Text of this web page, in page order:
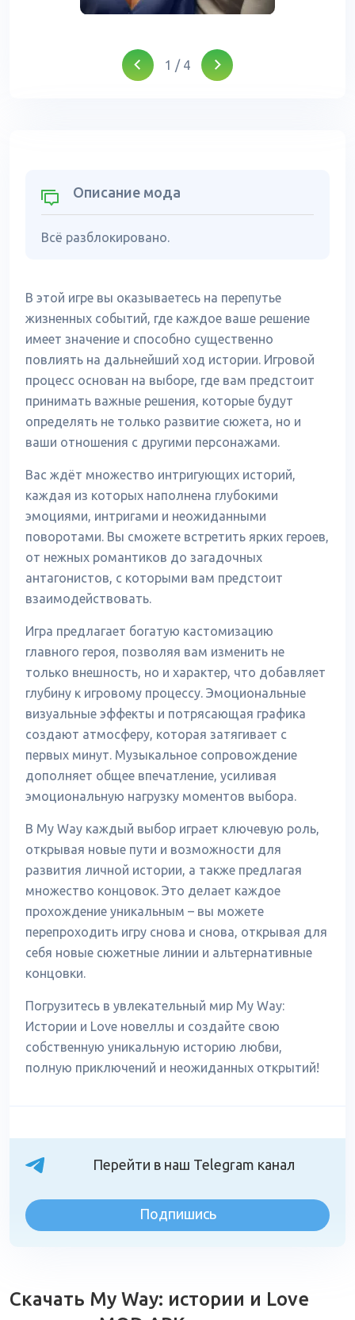
1 / 4
Описание мода
Всё разблокировано.
В этой игре вы оказываетесь на перепутье
жизненных событий, где каждое ваше решение
имеет значение и способно существенно
повлиять на дальнейший ход истории. Игровой
процесс основан на выборе, где вам предстоит
принимать важные решения, которые будут
определять не только развитие сюжета, но и
ваши отношения с другими персонажами.
Вас ждёт множество интригующих историй,
каждая из которых наполнена глубокими
эмоциями, интригами и неожиданными
поворотами. Вы сможете встретить ярких героев,
от нежных романтиков до загадочных
антагонистов, с которыми вам предстоит
взаимодействовать.
Игра предлагает богатую кастомизацию
главного героя, позволяя вам изменить не
только внешность, но и характер, что добавляет
глубину к игровому процессу. Эмоциональные
визуальные эффекты и потрясающая графика
создают атмосферу, которая затягивает с
первых минут. Музыкальное сопровождение
дополняет общее впечатление, усиливая
эмоциональную нагрузку моментов выбора.
В My Way каждый выбор играет ключевую роль,
открывая новые пути и возможности для
развития личной истории, а также предлагая
множество концовок. Это делает каждое
прохождение уникальным – вы можете
перепроходить игру снова и снова, открывая для
себя новые сюжетные линии и альтернативные
концовки.
Погрузитесь в увлекательный мир My Way:
Истории и Love новеллы и создайте свою
собственную уникальную историю любви,
полную приключений и неожиданных открытий!
Перейти в наш Telegram канал
Подпишись
Скачать My Way: истории и Love